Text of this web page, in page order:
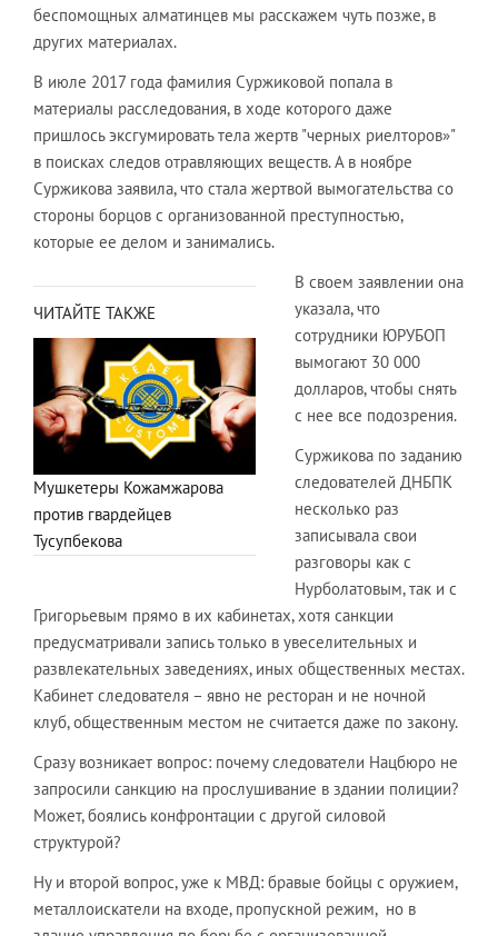
беспомощных алматинцев мы расскажем чуть позже, в
других материалах.
В июле 2017 года фамилия Суржиковой попала в
материалы расследования, в ходе которого даже
пришлось эксгумировать тела жертв "черных риелторов»"
в поисках следов отравляющих веществ. А в ноябре
Суржикова заявила, что стала жертвой вымогательства со
стороны борцов с организованной преступностью,
которые ее делом и занимались.
ЧИТАЙТЕ ТАКЖЕ
Мушкетеры Кожамжарова
против гвардейцев
Тусупбекова
В своем заявлении она
указала, что
сотрудники ЮРУБОП
вымогают 30 000
долларов, чтобы снять
с нее все подозрения.
Суржикова по заданию
следователей ДНБПК
несколько раз
записывала свои
разговоры как с
Нурболатовым, так и с
Григорьевым прямо в их кабинетах, хотя санкции
предусматривали запись только в увеселительных и
развлекательных заведениях, иных общественных местах.
Кабинет следователя – явно не ресторан и не ночной
клуб, общественным местом не считается даже по закону.
Сразу возникает вопрос: почему следователи Нацбюро не
запросили санкцию на прослушивание в здании полиции?
Может, боялись конфронтации с другой силовой
структурой?
Ну и второй вопрос, уже к МВД: бравые бойцы с оружием,
металлоискатели на входе, пропускной режим, но в